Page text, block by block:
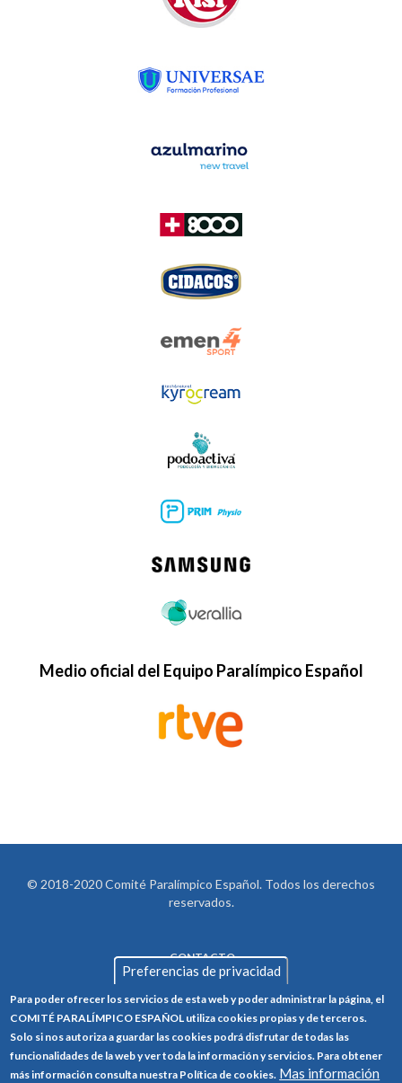
Medio oficial del Equipo Paralímpico Español
© 2018-2020 Comité Paralímpico Español. Todos los derechos
reservados.
FOOTER
CONTACTO
POLÍTICA DE PRIVACIDAD
POLÍTICA DE COOKIES
CANAL ÉTICO
Preferencias de privacidad
Para poder ofrecer los servicios de esta web y poder administrar la página, el
COMITÉ PARALÍMPICO ESPAÑOL utiliza cookies propias y de terceros.
Solo si nos autoriza a guardar las cookies podrá disfrutar de todas las
funcionalidades de la web y ver toda la información y servicios. Para obtener
más información consulta nuestra Política de cookies. Mas información